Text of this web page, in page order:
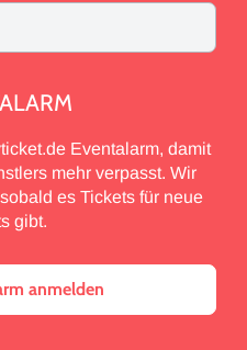
Eventalarm, damit
mehr verpasst. Wir
es Tickets für neue
gibt.
anmelden